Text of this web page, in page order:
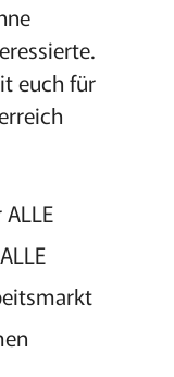
euch für